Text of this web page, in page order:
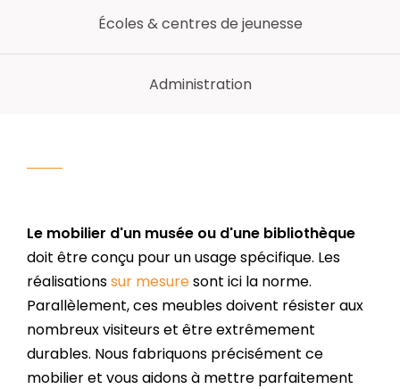
Écoles & centres de jeunesse
Administration
Le mobilier d'un musée ou d'une bibliothèque
doit être conçu pour un usage spécifique. Les
réalisationssur mesuresont ici la norme.
Parallèlement, ces meubles doivent résister aux
nombreux visiteurs et être extrêmement
durables. Nous fabriquons précisément ce
mobilier et vous aidons à mettre parfaitement